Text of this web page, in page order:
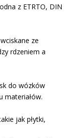
z ETRTO, DIN
ze
rdzeniem a
do wózków
materiałów.
jak płytki,